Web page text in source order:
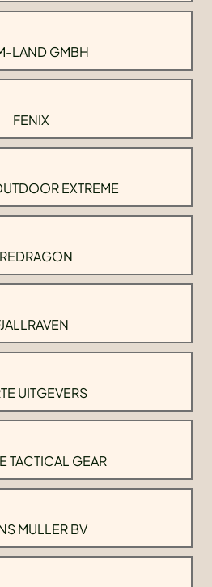
LAND GMBH
FENIX
EXTREME
UITGEVERS
TACTICAL GEAR
MULLER BV